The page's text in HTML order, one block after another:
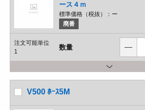
ース４ｍ
標準価格（税抜）： ー
廃番
注文可能単位
1
数量
V500 ﾎｰｽ5M